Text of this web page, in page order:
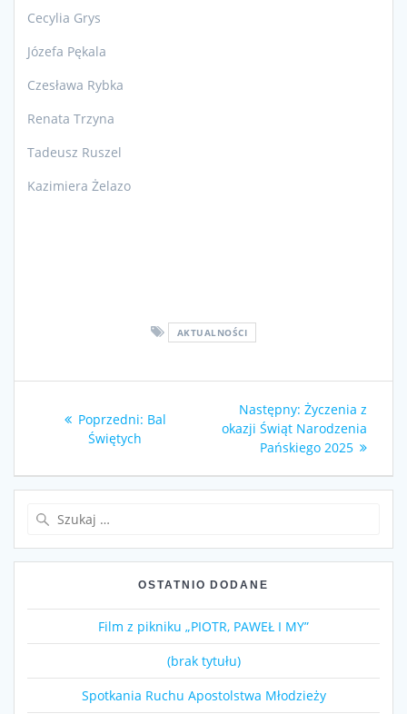
Cecylia Grys
Józefa Pękala
Czesława Rybka
Renata Trzyna
Tadeusz Ruszel
Kazimiera Żelazo
AKTUALNOŚCI
wpisuPoprzedni: Poprzedni
Bal
Świętych
Następny: Następny
wpis:
Życzenia z
okazji Świąt Narodzenia
Pańskiego 2025
OSTATNIO DODANE
Film z pikniku „PIOTR, PAWEŁ I MY”
(brak tytułu)
Spotkania Ruchu Apostolstwa Młodzieży